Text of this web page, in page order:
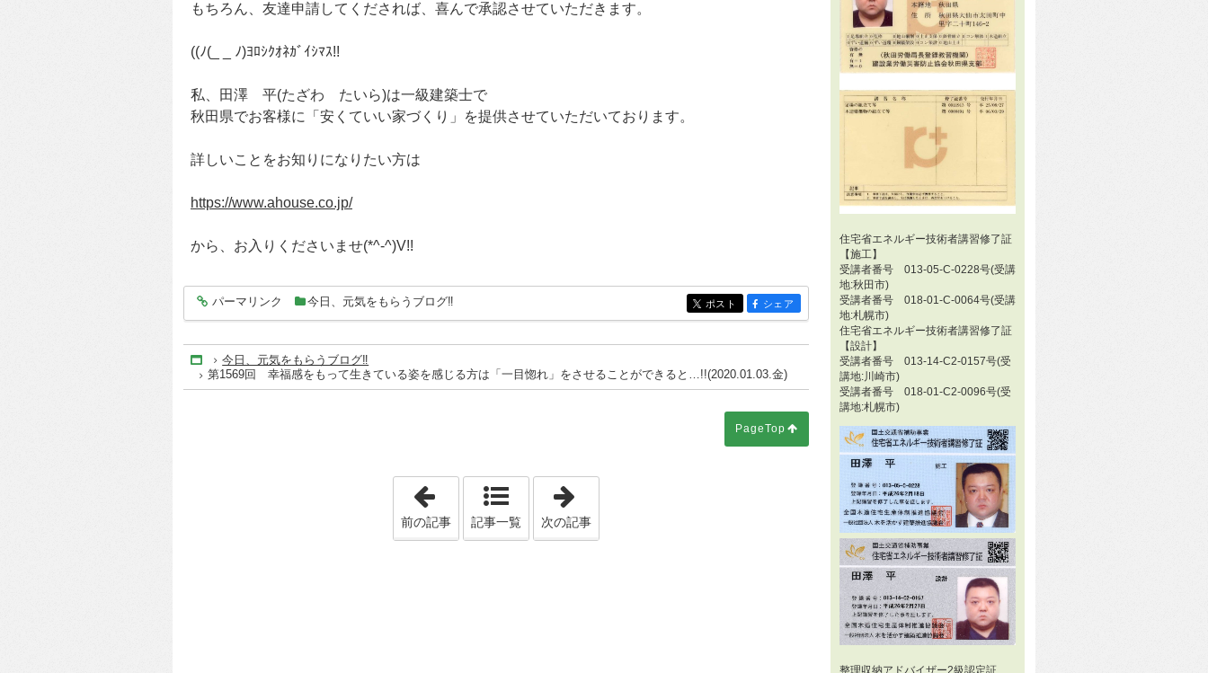
もちろん、友達申請してくだされば、喜んで承認させていただきます。
((ﾉ(_ _ ﾉ)ﾖﾛｼｸｵﾈｶﾞｲｼﾏｽ!!
私、田澤 平(たざわ たいら)は一級建築士で
秋田県でお客様に「安くていい家づくり」を提供させていただいております。
詳しいことをお知りになりたい方は
https://www.ahouse.co.jp/
から、お入りくださいませ(*^-^)V!!
entry3736
パーマリンク 今日、元気をもらうブログ‼ entry3736
ポスト entry3736
シェア
Home
今日、元気をもらうブログ‼
第1569回 幸福感をもって生きている姿を感じる方は「一目惚れ」をさせることができると…!!(2020.01.03.金)
PageTop
「第1568回 基本は素の自分が見えるような文章でなくては意味がないと思って…!!(2020.01.02.木)」
前の記事 記事一覧
「第1570回 下調べをしてもそれはあくまでも下調べであって、新鮮な気持ちを持ち、自分の五感を使
次の記事
住宅省エネルギー技術者講習修了証
【施工】
受講者番号 013-05-C-0228号(受講
地:秋田市)
受講者番号 018-01-C-0064号(受講
地:札幌市)
住宅省エネルギー技術者講習修了証
【設計】
受講者番号 013-14-C2-0157号(受
講地:川崎市)
受講者番号 018-01-C2-0096号(受
講地:札幌市)